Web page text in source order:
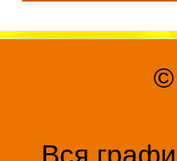
©